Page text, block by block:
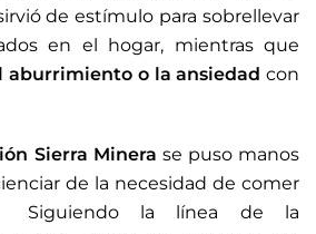
de estímulo para sobrellevar
en el hogar, mientras que
l aburrimiento o la ansiedad con
Sierra Minera se puso manos
de la necesidad de comer
Siguiendo la línea de la